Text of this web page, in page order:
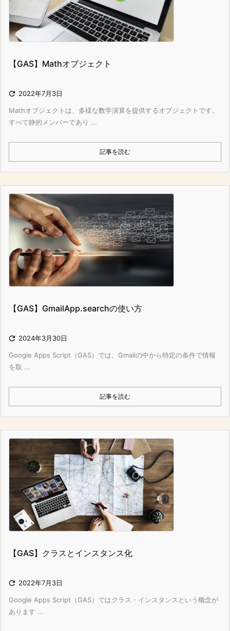
【GAS】Mathオブジェクト
 2022年7月3日
Mathオブジェクトは、多様な数学演算を提供するオブジェクトです。
すべて静的メンバーであり ...
記事を読む
【GAS】GmailApp.searchの使い方
 2024年3月30日
Google Apps Script（GAS）では、Gmailの中から特定の条件で情報
を取 ...
記事を読む
【GAS】クラスとインスタンス化
 2022年7月3日
Google Apps Script（GAS）ではクラス・インスタンスという概念が
あります ...